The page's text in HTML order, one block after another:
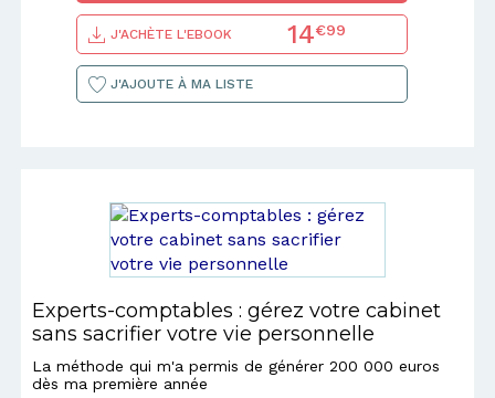
J'ACHÈTE L'EBOOK 14€99
J'AJOUTE À MA LISTE
Experts-comptables : gérez votre cabinet
sans sacrifier votre vie personnelle
La méthode qui m'a permis de générer 200 000 euros
dès ma première année